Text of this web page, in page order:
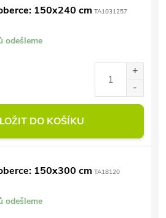
150x240 cm TA1031257
odešleme
DO KOŠÍKU
150x300 cm TA18120
odešleme